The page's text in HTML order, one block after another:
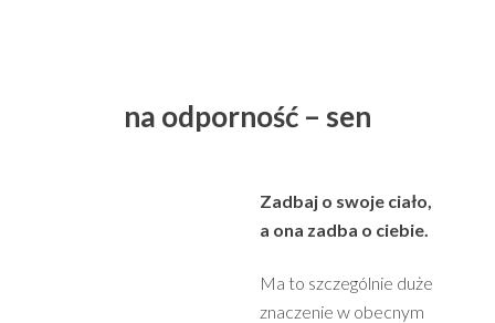
na odporność – sen
Zadbaj o swoje ciało,
a ona zadba o ciebie.
Ma to szczególnie duże
znaczenie w obecnym